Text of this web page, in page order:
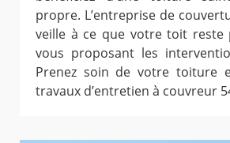
propre. L’entreprise de
veille à ce que votre toit reste
vous proposant les
Prenez soin de votre toiture
travaux d’entretien à couvreur